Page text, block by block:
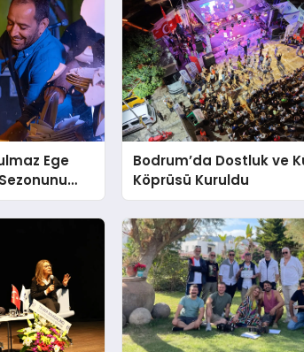
Ege
Bodrum’da Dostluk ve
Köprüsü Kuruldu